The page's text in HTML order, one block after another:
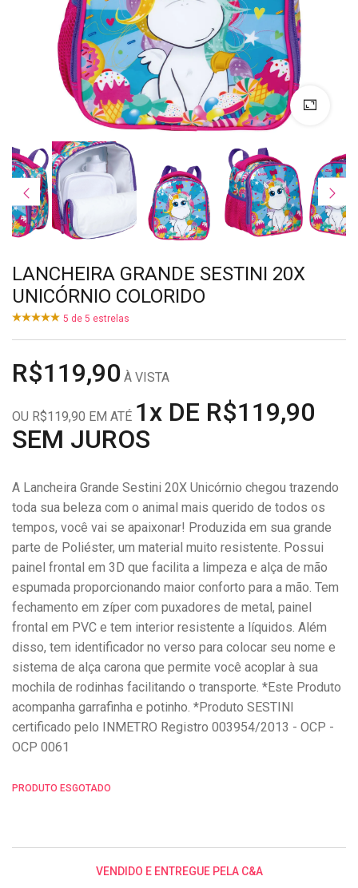
LANCHEIRA GRANDE SESTINI 20X
UNICÓRNIO COLORIDO
5 de 5 estrelas
R$119,90 À VISTA
OU R$119,90 EM ATÉ 1x DE R$119,90
SEM JUROS
A Lancheira Grande Sestini 20X Unicórnio chegou trazendo
toda sua beleza com o animal mais querido de todos os
tempos, você vai se apaixonar! Produzida em sua grande
parte de Poliéster, um material muito resistente. Possui
painel frontal em 3D que facilita a limpeza e alça de mão
espumada proporcionando maior conforto para a mão. Tem
fechamento em zíper com puxadores de metal, painel
frontal em PVC e tem interior resistente a líquidos. Além
disso, tem identificador no verso para colocar seu nome e
sistema de alça carona que permite você acoplar à sua
mochila de rodinhas facilitando o transporte. *Este Produto
acompanha garrafinha e potinho. *Produto SESTINI
certificado pelo INMETRO Registro 003954/2013 - OCP -
OCP 0061
PRODUTO ESGOTADO
VENDIDO E ENTREGUE PELA C&A